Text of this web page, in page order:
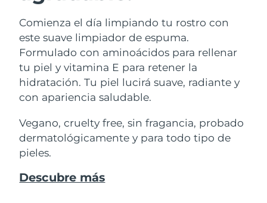
Comienza el día limpiando tu rostro con
este suave limpiador de espuma.
Formulado con aminoácidos para rellenar
tu piel y vitamina E para retener la
hidratación. Tu piel lucirá suave, radiante y
con apariencia saludable.
Vegano, cruelty free, sin fragancia, probado
dermatológicamente y para todo tipo de
pieles.
Descubre más